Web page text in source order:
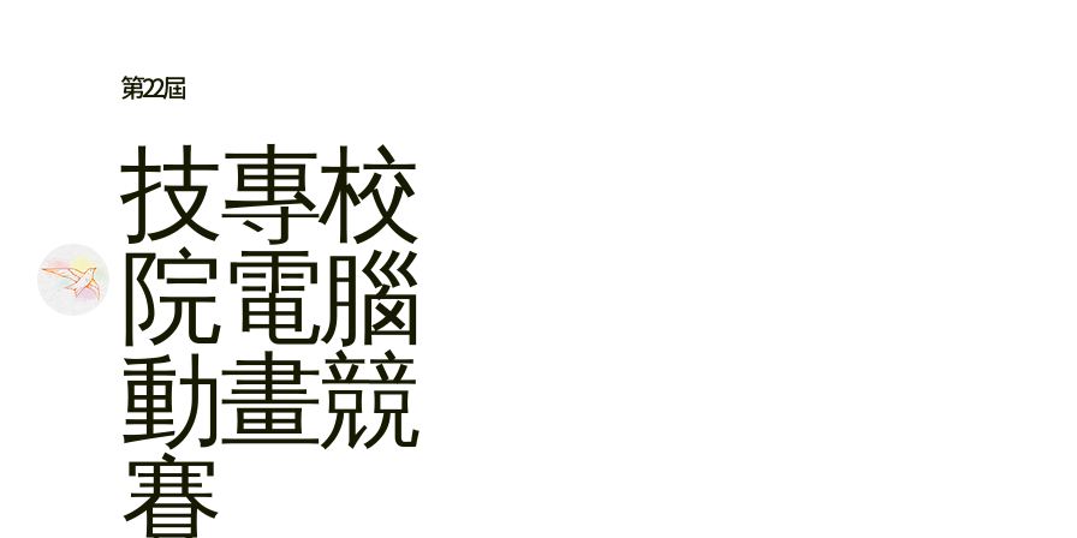
第22屆
​技專校
院電腦
動畫競
賽